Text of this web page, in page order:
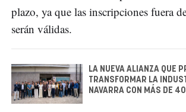
plazo, ya que las inscripciones fuera
serán válidas.
LA NUEVA ALIANZA QUE
TRANSFORMAR LA
NAVARRA CON MÁS DE